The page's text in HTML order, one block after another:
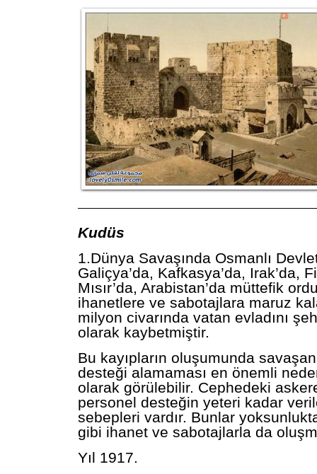
Kudüs
1.Dünya Savaşında Osmanlı
Galiçya’da, Kafkasya’da, Irak’da,
Mısır’da, Arabistan’da müttefik
ihanetlere ve sabotajlara maruz
milyon civarında vatan evladını
olarak kaybetmiştir.
Bu kayıpların oluşumunda
desteği alamaması en önemli
olarak görülebilir. Cephedeki
personel desteğin yeteri kadar
sebepleri vardır. Bunlar
gibi ihanet ve sabotajlarla da
Yıl 1917.